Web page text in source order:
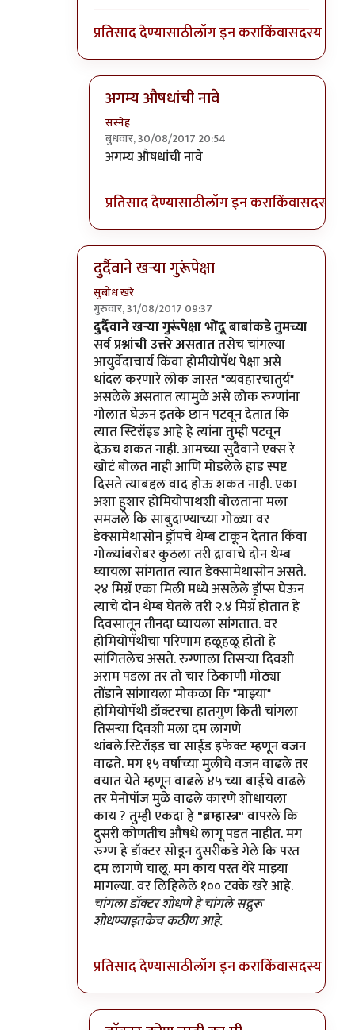
प्रतिसाद देण्यासाठीलॉग इन कराकिंवासदस्य व्हा
अगम्य औषधांची नावे
सस्नेह
बुधवार, 30/08/2017 20:54
In reply toहोमिओपॅथी वाले साबुदाण्याच्या
अगम्य औषधांची नावे
प्रतिसाद देण्यासाठीलॉग इन कराकिंवासदस्य व्हा
दुर्दैवाने खऱ्या गुरूंपेक्षा
सुबोध खरे
गुरुवार, 31/08/2017 09:37
In reply toसोप्पा उपाय....byडॉ श्रीहास
दुर्दैवाने खऱ्या गुरूंपेक्षा भोंदू बाबांकडे तुमच्या
सर्व प्रश्नांची उत्तरे असताततसेच चांगल्या
आयुर्वेदाचार्य किंवा होमीयोपॅथ पेक्षा असे
धांदल करणारे लोक जास्त "व्यवहारचातुर्य"
असलेले असतात त्यामुळे असे लोक रुग्णांना
गोलात घेऊन इतके छान पटवून देतात कि
त्यात स्टिरॉइड आहे हे त्यांना तुम्ही पटवून
देऊच शकत नाही. आमच्या सुदैवाने एक्स रे
खोटं बोलत नाही आणि मोडलेले हाड स्पष्ट
दिसते त्याबद्दल वाद होऊ शकत नाही. एका
अशा हुशार होमियोपाथशी बोलताना मला
समजले कि साबुदाण्याच्या गोळ्या वर
डेक्सामेथासोन ड्रॉपचे थेम्ब टाकून देतात किंवा
गोळ्यांबरोबर कुठला तरी द्रावाचे दोन थेम्ब
घ्यायला सांगतात त्यात डेक्सामेथासोन असते.
२४ मिग्रॅ एका मिली मध्ये असलेले ड्रॉप्स घेऊन
त्याचे दोन थेम्ब घेतले तरी २.४ मिग्रॅ होतात हे
दिवसातून तीनदा घ्यायला सांगतात. वर
होमियोपॅथीचा परिणाम हळूहळू होतो हे
सांगितलेच असते. रुग्णाला तिसऱ्या दिवशी
अराम पडला तर तो चार ठिकाणी मोठ्या
तोंडाने सांगायला मोकळा कि "माझ्या"
होमियोपॅथी डॉक्टरचा हातगुण किती चांगला
तिसऱ्या दिवशी मला दम लागणे
थांबले.स्टिरॉइड चा साईड इफेक्ट म्हणून वजन
वाढते. मग १५ वर्षाच्या मुलीचे वजन वाढले तर
वयात येते म्हणून वाढले ४५ च्या बाईचे वाढले
तर मेनोपॉज मुळे वाढले कारणे शोधायला
काय ? तुम्ही एकदा हे"ब्रम्हास्त्र"वापरले कि
दुसरी कोणतीच औषधे लागू पडत नाहीत. मग
रुग्ण हे डॉक्टर सोडून दुसरीकडे गेले कि परत
दम लागणे चालू. मग काय परत येरे माझ्या
मागल्या. वर लिहिलेले १०० टक्के खरे आहे.
चांगला डॉक्टर शोधणे हे चांगले सद्गुरू
शोधण्याइतकेच कठीण आहे.
प्रतिसाद देण्यासाठीलॉग इन कराकिंवासदस्य व्हा